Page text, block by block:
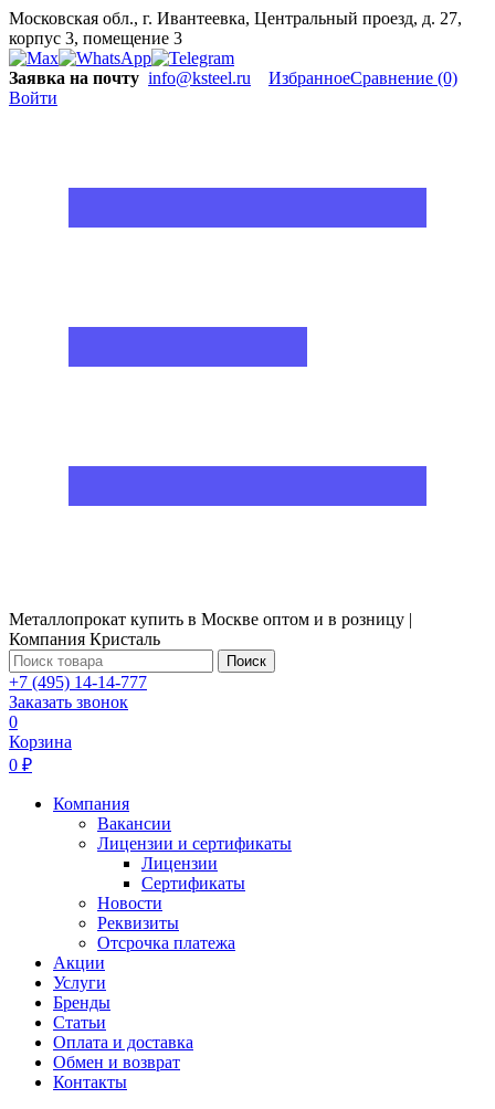
Московская обл., г. Ивантеевка, Центральный проезд, д. 27,
корпус 3, помещение 3
Заявка на почту info@ksteel.ru ИзбранноеСравнение (0)
Войти
Металлопрокат купить в Москве оптом и в розницу |
Компания Кристаль
Поиск
+7 (495) 14-14-777
Заказать звонок
0
Корзина
0 ₽
Компания
Вакансии
Лицензии и сертификаты
Лицензии
Сертификаты
Новости
Реквизиты
Отсрочка платежа
Акции
Услуги
Бренды
Статьи
Оплата и доставка
Обмен и возврат
Контакты